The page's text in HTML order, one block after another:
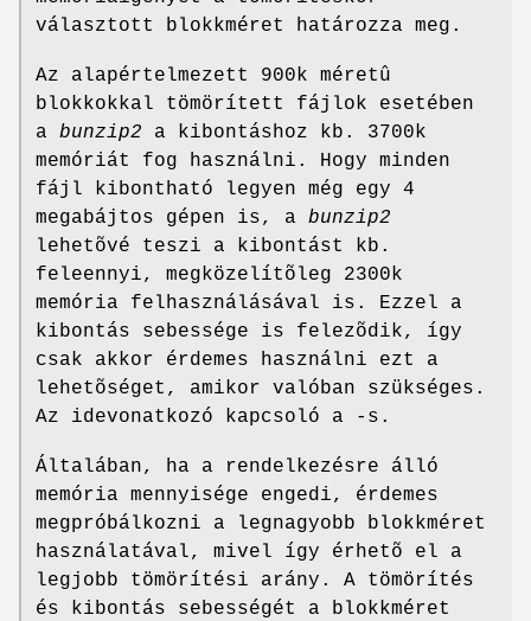
választott blokkméret határozza meg.
Az alapértelmezett 900k méretû
blokkokkal tömörített fájlok esetében
a bunzip2 a kibontáshoz kb. 3700k
memóriát fog használni. Hogy minden
fájl kibontható legyen még egy 4
megabájtos gépen is, a bunzip2
lehetõvé teszi a kibontást kb.
feleennyi, megközelítõleg 2300k
memória felhasználásával is. Ezzel a
kibontás sebessége is felezõdik, így
csak akkor érdemes használni ezt a
lehetõséget, amikor valóban szükséges.
Az idevonatkozó kapcsoló a -s.
Általában, ha a rendelkezésre álló
memória mennyisége engedi, érdemes
megpróbálkozni a legnagyobb blokkméret
használatával, mivel így érhetõ el a
legjobb tömörítési arány. A tömörítés
és kibontás sebességét a blokkméret